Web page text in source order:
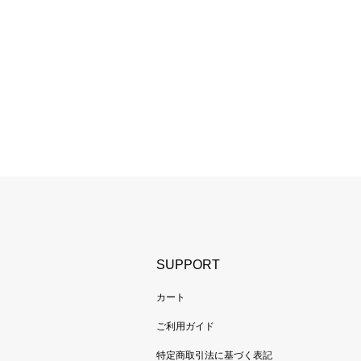
SUPPORT
カート
ご利用ガイド
特定商取引法に基づく表記